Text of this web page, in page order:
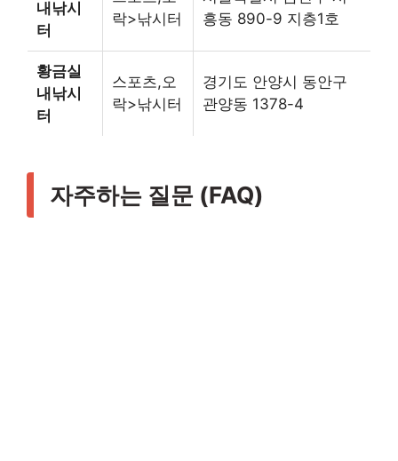
내낚시
터
락>낚시터
흥동 890-9 지층1호
황금실
내낚시
터
스포츠,오
락>낚시터
경기도 안양시 동안구
관양동 1378-4
자주하는 질문 (FAQ)